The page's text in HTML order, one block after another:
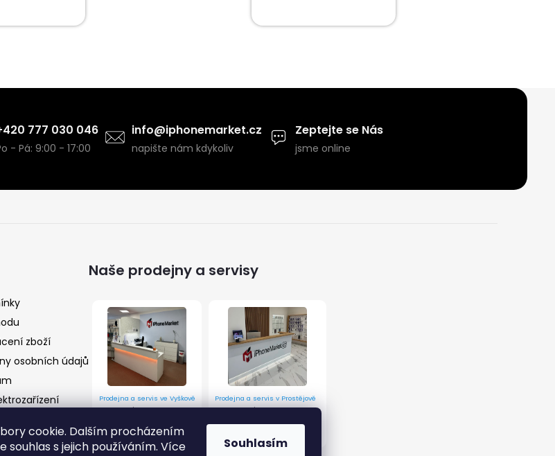
cookie. Dalším procházením
souhlas s jejich používáním. Více
Souhlasím
777 030 046
- Pá: 9:00 - 17:00
info@iphonemarket.cz
napište nám kdykoliv
Zeptejte se Nás
jsme online
zboží
osobních údajů
Naše prodejny a servisy
Prodejna a servis ve Vyškově
Husova 9/10, Vyškov 682 01
Více informací
Prodejna a servis v Prostějově
Prostějov 9/12, 796 01 Prostějov